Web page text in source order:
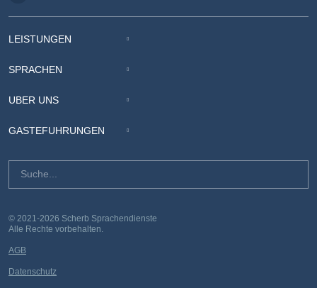
LEISTUNGEN
SPRACHEN
ÜBER UNS
GÄSTEFÜHRUNGEN
© 2021-2026 Scherb Sprachendienste
Alle Rechte vorbehalten.
AGB
Datenschutz